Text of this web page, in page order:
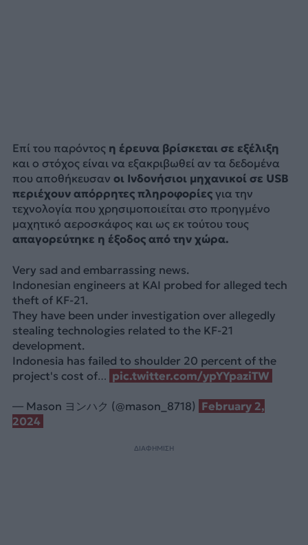
Επί του παρόντος η έρευνα βρίσκεται σε εξέλιξη
και ο στόχος είναι να εξακριβωθεί αν τα δεδομένα
που αποθήκευσαν οι Ινδονήσιοι μηχανικοί σε USB
περιέχουν απόρρητες πληροφορίεςγια την
τεχνολογία που χρησιμοποιείται στο προηγμένο
μαχητικό αεροσκάφος και ως εκ τούτου τους
απαγορεύτηκε η έξοδος από την χώρα.
Very sad and embarrassing news.
Indonesian engineers at KAI probed for alleged tech
theft of KF-21.
They have been under investigation over allegedly
stealing technologies related to the KF-21
development.
Indonesia has failed to shoulder 20 percent of the
project's cost of… pic.twitter.com/ypYYpaziTW
— Mason ヨンハク (@mason_8718) February 2,
2024
ΔΙΑΦΗΜΙΣΗ